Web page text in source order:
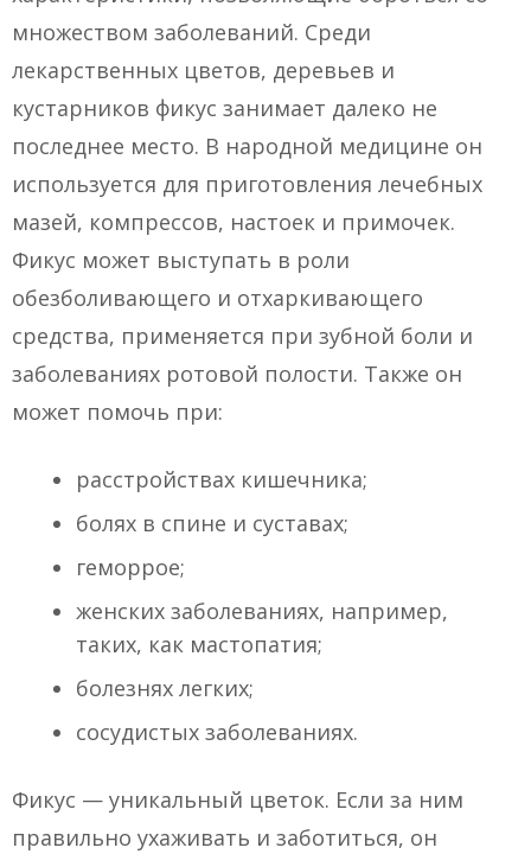
множеством заболеваний. Среди
лекарственных цветов, деревьев и
кустарников фикус занимает далеко не
последнее место. В народной медицине он
используется для приготовления лечебных
мазей, компрессов, настоек и примочек.
Фикус может выступать в роли
обезболивающего и отхаркивающего
средства, применяется при зубной боли и
заболеваниях ротовой полости. Также он
может помочь при:
расстройствах кишечника;
болях в спине и суставах;
геморрое;
женских заболеваниях, например,
таких, как мастопатия;
болезнях легких;
сосудистых заболеваниях.
Фикус — уникальный цветок. Если за ним
правильно ухаживать и заботиться, он